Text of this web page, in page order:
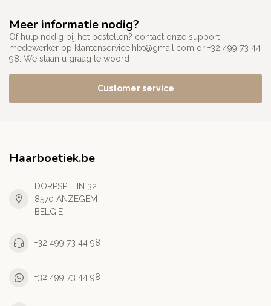
Meer informatie nodig?
Of hulp nodig bij het bestellen? contact onze support
medewerker op klantenservice.hbt@gmail.com or +32 499 73 44
98. We staan u graag te woord
Customer service
Haarboetiek.be
DORPSPLEIN 32
8570 ANZEGEM
BELGIE
+32 499 73 44 98
+32 499 73 44 98